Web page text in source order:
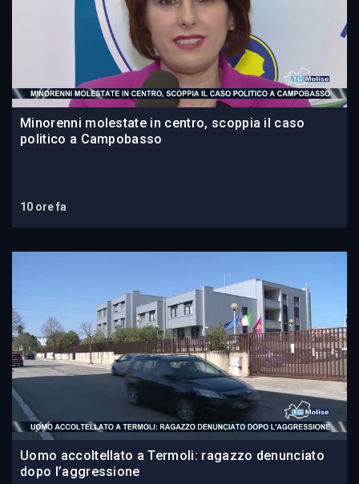
Minorenni molestate in centro, scoppia il caso
politico a Campobasso
10 ore fa
Uomo accoltellato a Termoli: ragazzo denunciato
dopo l’aggressione